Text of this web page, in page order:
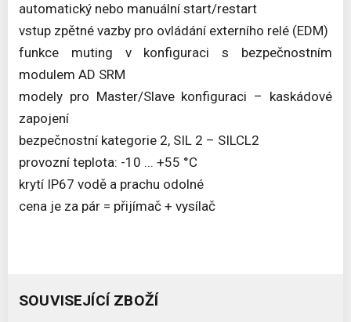
automatický nebo manuální start/restart
vstup zpětné vazby pro ovládání externího relé (EDM)
funkce muting v konfiguraci s bezpečnostním
modulem AD SRM
modely pro Master/Slave konfiguraci – kaskádové
zapojení
bezpečnostní kategorie 2, SIL 2 – SILCL2
provozní teplota: -10 ... +55 °C
krytí IP67 vodě a prachu odolné
cena je za pár = přijímač + vysílač
SOUVISEJÍCÍ ZBOŽÍ